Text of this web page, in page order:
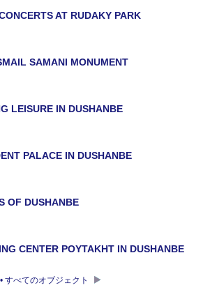
AT RUDAKY PARK
SAMANI MONUMENT
LEISURE IN DUSHANBE
PALACE IN DUSHANBE
OF DUSHANBE
CENTER POYTAKHT IN DUSHANBE
すべてのオブジェクト